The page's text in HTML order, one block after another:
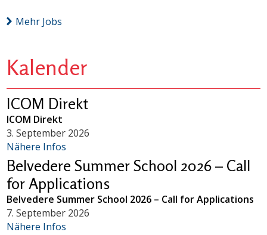
Mehr Jobs
Kalender
ICOM Direkt
ICOM Direkt
3. September 2026
Nähere Infos
Belvedere Summer School 2026 – Call
for Applications
Belvedere Summer School 2026 – Call for Applications
7. September 2026
Nähere Infos